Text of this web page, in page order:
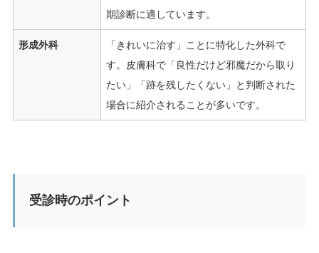
期診断に適しています。
形成外科
「きれいに治す」ことに特化した外科で
す。皮膚科で「良性だけど邪魔だから取り
たい」「跡を残したくない」と判断された
場合に紹介されることが多いです。
受診時のポイント